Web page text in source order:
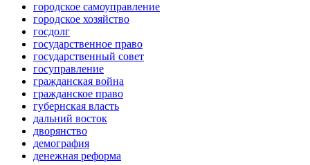
городское самоуправление
городское хозяйство
госдолг
государственное право
государственный совет
госуправление
гражданская война
гражданское право
губернская власть
дальний восток
дворянство
демография
денежная реформа